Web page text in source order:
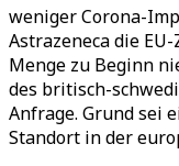
weniger Corona-
Astrazeneca die
Menge zu Beginn
des britisch-
Anfrage. Grund sei
Standort in der